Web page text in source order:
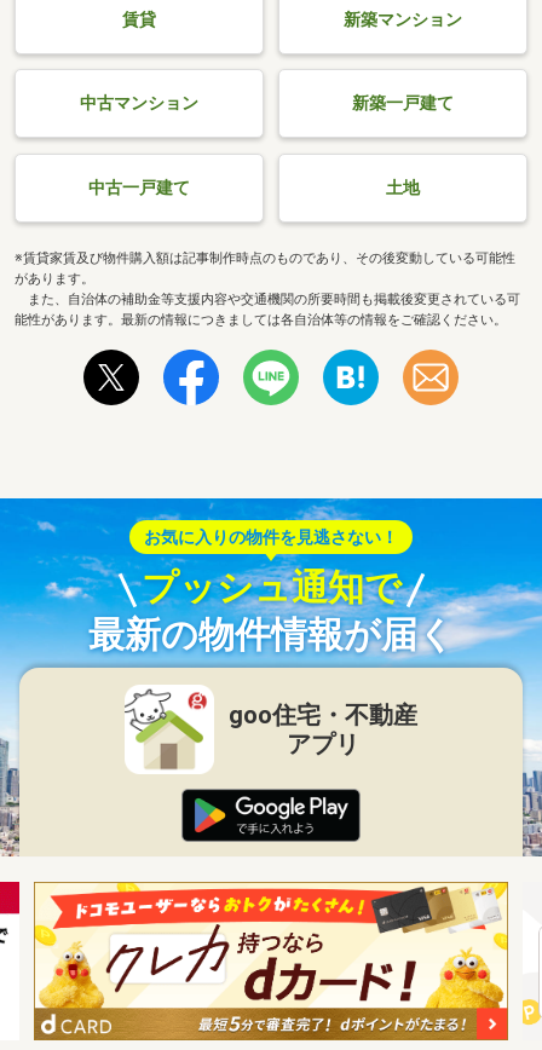
賃貸 新築マンション
中古マンション 新築一戸建て
中古一戸建て 土地
※賃貸家賃及び物件購入額は記事制作時点のものであり、その後変動している可能性
があります。
また、自治体の補助金等支援内容や交通機関の所要時間も掲載後変更されている可
能性があります。最新の情報につきましては各自治体等の情報をご確認ください。
お気に入りの物件を見逃さない！
プッシュ通知で
最新の物件情報が届く
goo住宅・不動産
アプリ